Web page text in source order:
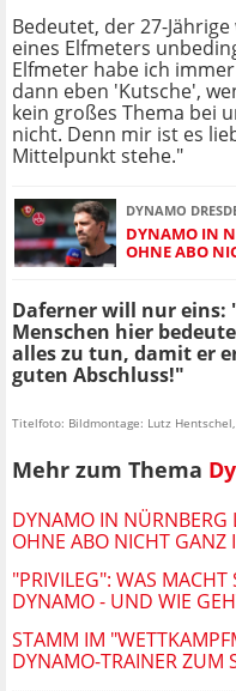
Bedeutet, der 27-
eines Elfmeters
Elfmeter habe ich
dann eben 'Kutsche',
kein großes Thema bei
nicht. Denn mir ist es
Mittelpunkt stehe."
DYNAMO
DYNAMO IN
OHNE ABO
Daferner will nur eins:
Menschen hier
alles zu tun, damit er
guten Abschluss!"
Titelfoto: Bildmontage: Lutz Hentschel,
Mehr zum Thema
DYNAMO IN NÜRNBERG
OHNE ABO NICHT GANZ
"PRIVILEG": WAS MACHT
DYNAMO - UND WIE
STAMM IM
DYNAMO-TRAINER ZUM